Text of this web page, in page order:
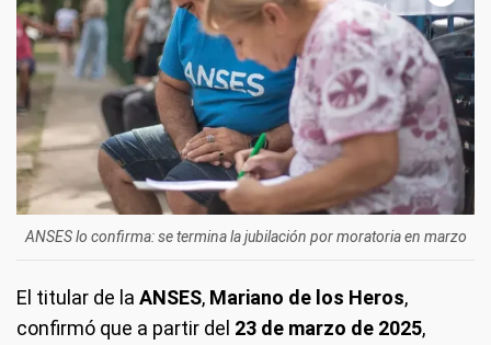
ANSES lo confirma: se termina la jubilación por moratoria en marzo
El titular de la ANSES, Mariano de los Heros,
confirmó que a partir del 23 de marzo de 2025,